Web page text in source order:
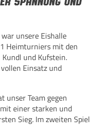
unsere Eishalle
Heimturniers mit den
Kundl und Kufstein.
Einsatz und
unser Team gegen
einer starken und
Sieg. Im zweiten Spiel